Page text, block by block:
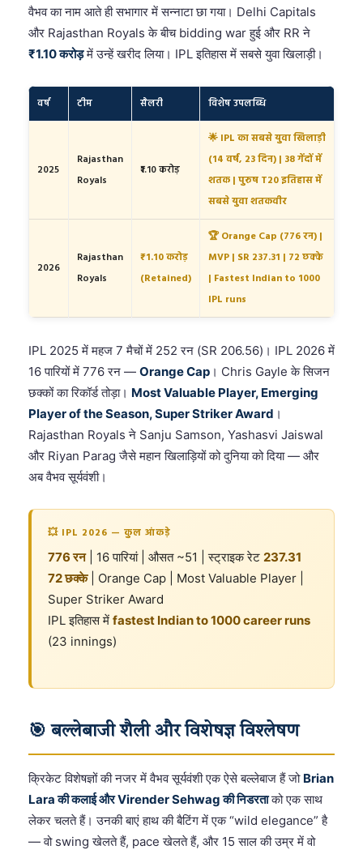
वैभव का नाम आते ही सभागार में सन्नाटा छा गया। Delhi Capitals
और Rajasthan Royals के बीच bidding war हुई और RR ने
₹1.10 करोड़में उन्हें खरीद लिया। IPL इतिहास में सबसे युवा खिलाड़ी।
वर्ष टीम सैलरी विशेष उपलब्धि
2025
Rajasthan
Royals
₹1.10 करोड़
🌟 IPL का सबसे युवा खिलाड़ी
(14 वर्ष, 23 दिन) | 38 गेंदों में
शतक | पुरुष T20 इतिहास में
सबसे युवा शतकवीर
2026
Rajasthan
Royals
₹1.10 करोड़
(Retained)
🏆 Orange Cap (776 रन) |
MVP | SR 237.31 | 72 छक्के
| Fastest Indian to 1000
IPL runs
IPL 2025 में महज 7 मैचों में 252 रन (SR 206.56)। IPL 2026 में
16 पारियों में 776 रन — Orange Cap । Chris Gayle के सिजन
छक्कों का रिकॉर्ड तोड़ा। Most Valuable Player, Emerging
Player of the Season, Super Striker Award ।
Rajasthan Royals ने Sanju Samson, Yashasvi Jaiswal
और Riyan Parag जैसे महान खिलाड़ियों को दुनिया को दिया — और
अब वैभव सूर्यवंशी।
💥 IPL 2026 — कुल आंकड़े
776 रन| 16 पारियां | औसत ~51 | स्ट्राइक रेट 237.31
72 छक्के| Orange Cap | Most Valuable Player |
Super Striker Award
IPL इतिहास में fastest Indian to 1000 career runs
(23 innings)
🎯 बल्लेबाजी शैली और विशेषज्ञ विश्लेषण
क्रिकेट विशेषज्ञों की नजर में वैभव सूर्यवंशी एक ऐसे बल्लेबाज हैं जो Brian
Lara की कलाई और Virender Sehwag की निडरताको एक साथ
लेकर चलते हैं। उनकी बाएं हाथ की बैटिंग में एक “wild elegance” है
— वो swing खेलते हैं, pace खेलते हैं, और 15 साल की उम्र में वो